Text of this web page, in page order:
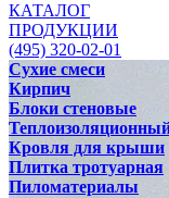
КАТАЛОГ
ПРОДУКЦИИ
(495) 320-02-01
Сухие смеси
Кирпич
Блоки стеновые
Кровля для крыши
Плитка тротуарная
Пиломатериалы